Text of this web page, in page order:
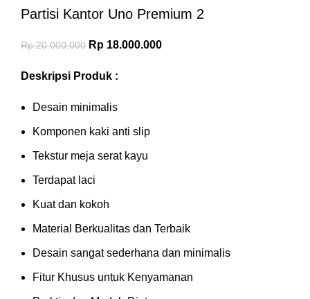
Partisi Kantor Uno Premium 2
Rp20.000.000 Rp 18.000.000
Deskripsi Produk :
Desain minimalis
Komponen kaki anti slip
Tekstur meja serat kayu
Terdapat laci
Kuat dan kokoh
Material Berkualitas dan Terbaik
Desain sangat sederhana dan minimalis
Fitur Khusus untuk Kenyamanan